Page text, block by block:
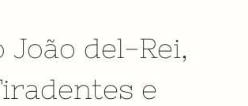
João del-Rei,
e